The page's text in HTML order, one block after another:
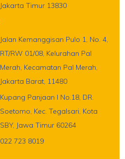
Jakarta Timur 13830
Jalan Kemanggisan Pulo 1, No. 4,
RT/RW 01/08, Kelurahan Pal
Merah, Kecamatan Pal Merah,
Jakarta Barat, 11480
Kupang Panjaan I No.18, DR.
Soetomo, Kec. Tegalsari, Kota
SBY, Jawa Timur 60264
022 723 8019